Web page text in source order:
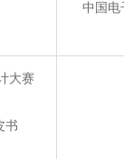
中国电
大赛
书